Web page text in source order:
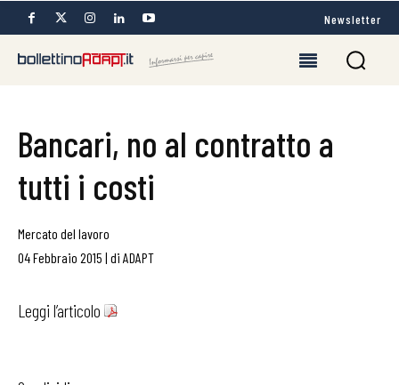
Newsletter
Bancari, no al contratto a
tutti i costi
Mercato del lavoro
04 Febbraio 2015 | di ADAPT
Leggi l’articolo